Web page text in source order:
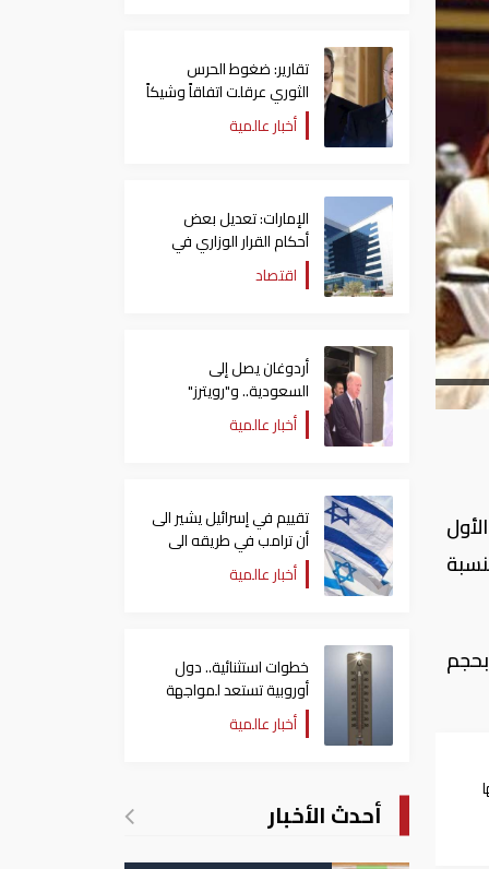
بنسبة
عند مستوى 4,723.99 نقطة، بحجم
تقارير: ضغوط الحرس
الثوري عرقلت اتفاقاً وشيكاً
حول هرمز
أخبار عالمية
الإمارات: تعديل بعض
أحكام القرار الوزاري في
شأن الضريبة على الشركات
والأعمال
اقتصاد
أردوغان يصل إلى
السعودية.. و"رويترز"
تكشف تفاصيل الاتفاق
المرتقب
أخبار عالمية
تقييم في إسرائيل يشير الى
أن ترامب في طريقه الى
إبرام اتفاق مع إيران
أخبار عالمية
خطوات استثنائية.. دول
أوروبية تستعد لمواجهة
موجة حر غير مسبوقة
أخبار عالمية
أحدث الأخبار